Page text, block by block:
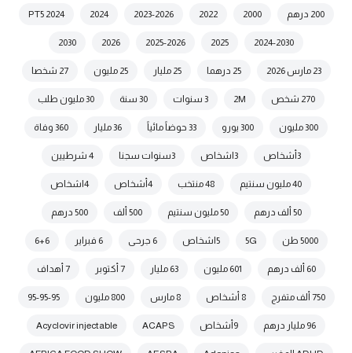
200 درهم 2000
2022
2023-2026
2024
2024 PT5
2024-2030
2025
2025-2026
2026
2030
23 مارس 2026 25 درهما 25 مليار 25 مليون 27 شخصا
270 شخص 2M 3 سنوات 30 سنة 30 مليون طلب
300 مليون 300 يورو 33 حوضاً مائياً 36 مليار 360 وفاة
3أشخاص 3اشخاص 3سنوات سجنا 4 شرطيين
40 مليون سنتيم 48 منتخب 4أشخاص 4اشخاص
50 ألف درهم 50 مليون سنتيم 500 ألف 500 درهم
5000 طن 5G 5اشخاص 6 جرحى 6 فبراير 6+6
60 ألف درهم 601 مليون 63 مليار 7 أكتوبر 7 أهداف
750 ألف متفرج 8 أشخاص 8 مارس 800 مليون 95-95-95
96 مليار درهم 9أشخاص ACAPS
Acyclovir injectable